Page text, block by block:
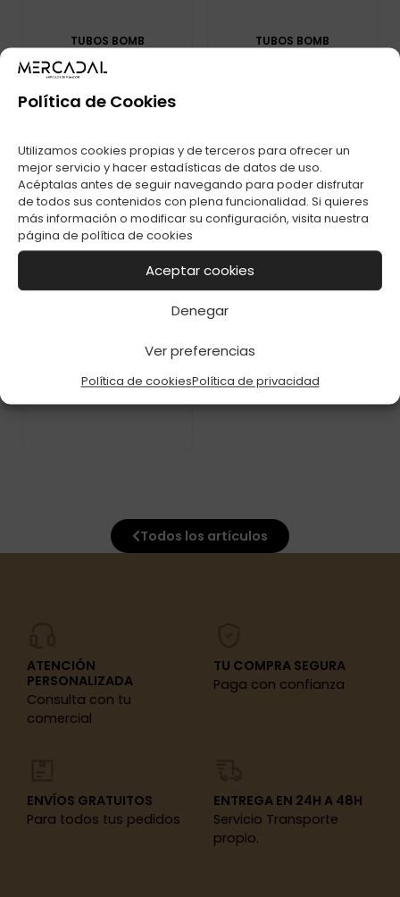
Política de Cookies
Utilizamos cookies propias y de terceros para ofrecer un
mejor servicio y hacer estadísticas de datos de uso.
Acéptalas antes de seguir navegando para poder disfrutar
de todos sus contenidos con plena funcionalidad. Si quieres
más información o modificar su configuración, visita nuestra
página de política de cookies
Aceptar cookies
Denegar
Ver preferencias
Política de cookiesPolítica de privacidad
TUBOS BOMB
ORANGINA PACK-5
TUBOS BOMB
SPEARMINT PACK-5
TUBOS BOMB RED
MENTHOL PACK-5
Todos los artículos
ATENCIÓN
PERSONALIZADA
Consulta con tu
comercial
TU COMPRA SEGURA
Paga con confianza
ENVÍOS GRATUITOS
Para todos tus pedidos
ENTREGA EN 24H A 48H
Servicio Transporte
propio.